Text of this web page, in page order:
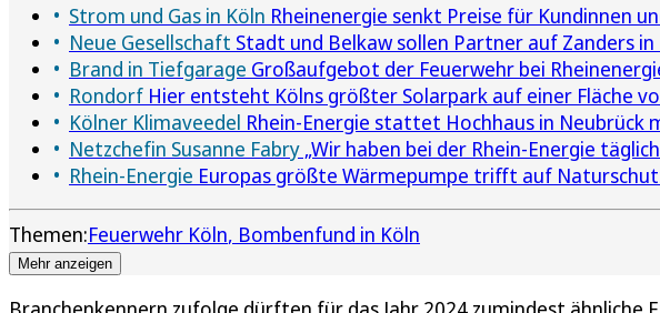
Strom und Gas in Köln Rheinenergie senkt Preise für Kundinnen
Neue Gesellschaft Stadt und Belkaw sollen Partner auf Zanders in
Brand in Tiefgarage Großaufgebot der Feuerwehr bei
Rondorf Hier entsteht Kölns größter Solarpark auf einer Fläche
Kölner Klimaveedel Rhein-Energie stattet Hochhaus in Neubrück
Netzchefin Susanne Fabry „Wir haben bei der Rhein-Energie
Rhein-Energie Europas größte Wärmepumpe trifft auf
Themen:Feuerwehr Köln Bombenfund in Köln
Mehr anzeigen